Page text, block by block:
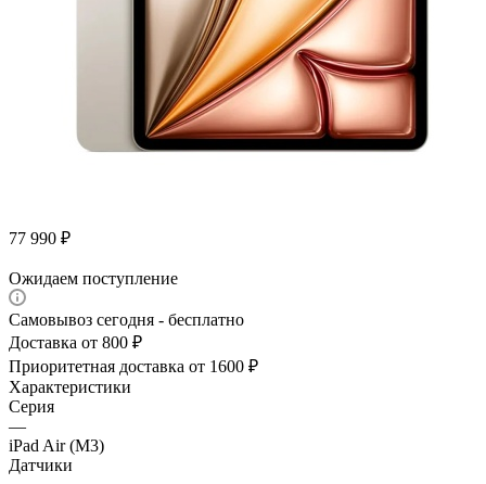
77 990 ₽
Ожидаем поступление
Самовывоз сегодня - бесплатно
Доставка от 800 ₽
Приоритетная доставка от 1600 ₽
Характеристики
Серия
—
iPad Air (M3)
Датчики